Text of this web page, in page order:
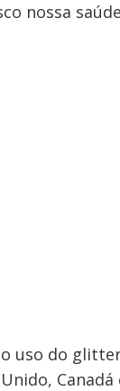
nossa
o uso do